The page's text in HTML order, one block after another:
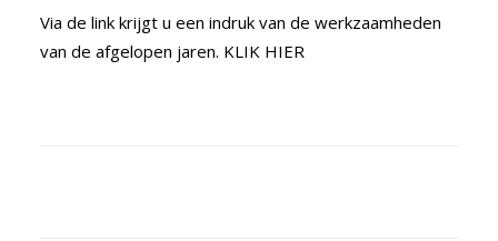
Via de link krijgt u een indruk van de werkzaamheden
van de afgelopen jaren. KLIK HIER